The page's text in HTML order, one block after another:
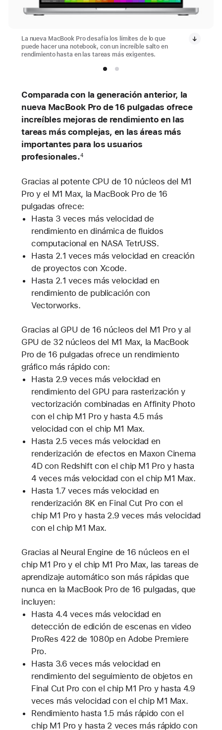
La nueva MacBook Pro desafía los límites de lo que
puede hacer una notebook, con un increíble salto en
rendimiento hasta en las tareas más exigentes.
Comparada con la generación anterior, la
nueva MacBook Pro de 16 pulgadas ofrece
increíbles mejoras de rendimiento en las
tareas más complejas, en las áreas más
importantes para los usuarios
profesionales.4
Gracias al potente CPU de 10 núcleos del M1
Pro y el M1 Max, la MacBook Pro de 16
pulgadas ofrece:
Hasta 3 veces más velocidad de
rendimiento en dinámica de fluidos
computacional en NASA TetrUSS.
Hasta 2.1 veces más velocidad en creación
de proyectos con Xcode.
Hasta 2.1 veces más velocidad en
rendimiento de publicación con
Vectorworks.
Gracias al GPU de 16 núcleos del M1 Pro y al
GPU de 32 núcleos del M1 Max, la MacBook
Pro de 16 pulgadas ofrece un rendimiento
gráfico más rápido con:
Hasta 2.9 veces más velocidad en
rendimiento del GPU para rasterización y
vectorización combinadas en Affinity Photo
con el chip M1 Pro y hasta 4.5 más
velocidad con el chip M1 Max.
Hasta 2.5 veces más velocidad en
renderización de efectos en Maxon Cinema
4D con Redshift con el chip M1 Pro y hasta
4 veces más velocidad con el chip M1 Max.
Hasta 1.7 veces más velocidad en
renderización 8K en Final Cut Pro con el
chip M1 Pro y hasta 2.9 veces más velocidad
con el chip M1 Max.
Gracias al Neural Engine de 16 núcleos en el
chip M1 Pro y el chip M1 Pro Max, las tareas de
aprendizaje automático son más rápidas que
nunca en la MacBook Pro de 16 pulgadas, que
incluyen:
Hasta 4.4 veces más velocidad en
detección de edición de escenas en video
ProRes 422 de 1080p en Adobe Premiere
Pro.
Hasta 3.6 veces más velocidad en
rendimiento del seguimiento de objetos en
Final Cut Pro con el chip M1 Pro y hasta 4.9
veces más velocidad con el chip M1 Max.
Rendimiento hasta 1.5 más rápido con el
chip M1 Pro y hasta 2 veces más rápido con